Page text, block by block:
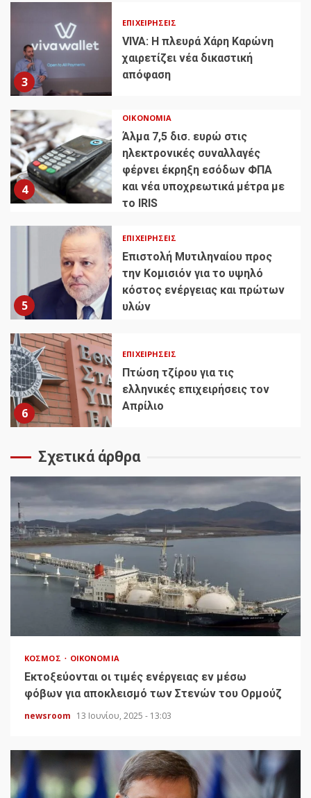
3
ΕΠΙΧΕΙΡΉΣΕΙΣ
VIVA: Η πλευρά Χάρη Καρώνη
χαιρετίζει νέα δικαστική
απόφαση
4
ΟΙΚΟΝΟΜΊΑ
Άλμα 7,5 δισ. ευρώ στις
ηλεκτρονικές συναλλαγές
φέρνει έκρηξη εσόδων ΦΠΑ
και νέα υποχρεωτικά μέτρα με
το IRIS
5
ΕΠΙΧΕΙΡΉΣΕΙΣ
Επιστολή Μυτιληναίου προς
την Κομισιόν για το υψηλό
κόστος ενέργειας και πρώτων
υλών
6
ΕΠΙΧΕΙΡΉΣΕΙΣ
Πτώση τζίρου για τις
ελληνικές επιχειρήσεις τον
Απρίλιο
Σχετικά άρθρα
ΚΌΣΜΟΣ ΟΙΚΟΝΟΜΊΑ
Εκτοξεύονται οι τιμές ενέργειας εν μέσω
φόβων για αποκλεισμό των Στενών του Ορμούζ
newsroom 13 Ιουνίου, 2025 - 13:03